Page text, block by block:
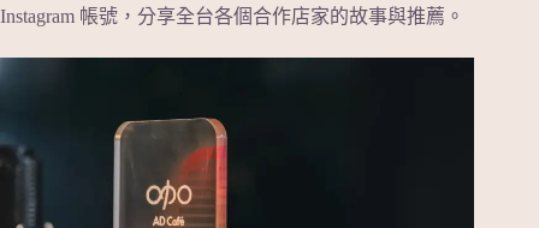
Instagram 帳號，分享全台各個合作店家的故事與推薦。